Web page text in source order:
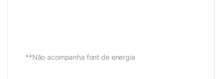
**Não acompanha font de energia